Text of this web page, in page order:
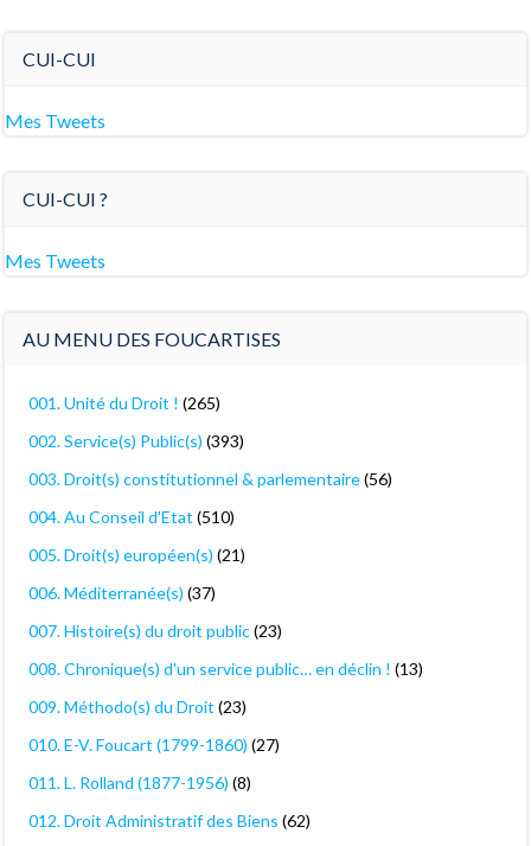
CUI-CUI
Mes Tweets
CUI-CUI ?
Mes Tweets
AU MENU DES FOUCARTISES
001. Unité du Droit ! (265)
002. Service(s) Public(s) (393)
003. Droit(s) constitutionnel & parlementaire(56)
004. Au Conseil d'Etat (510)
005. Droit(s) européen(s) (21)
006. Méditerranée(s) (37)
007. Histoire(s) du droit public(23)
008. Chronique(s) d'un service public… en déclin ! (13)
009. Méthodo(s) du Droit (23)
010. E-V. Foucart (1799-1860) (27)
011. L. Rolland (1877-1956) (8)
012. Droit Administratif des Biens (62)